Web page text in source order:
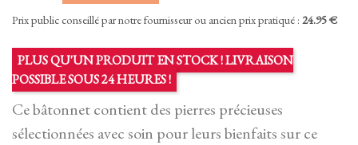
Prix public conseillé par notre fournisseur ou ancien prix pratiqué : 24.95 €
PLUS QU'UN PRODUIT EN STOCK ! LIVRAISON
POSSIBLE SOUS 24 HEURES !
Ce bâtonnet contient des pierres précieuses
sélectionnées avec soin pour leurs bienfaits sur ce